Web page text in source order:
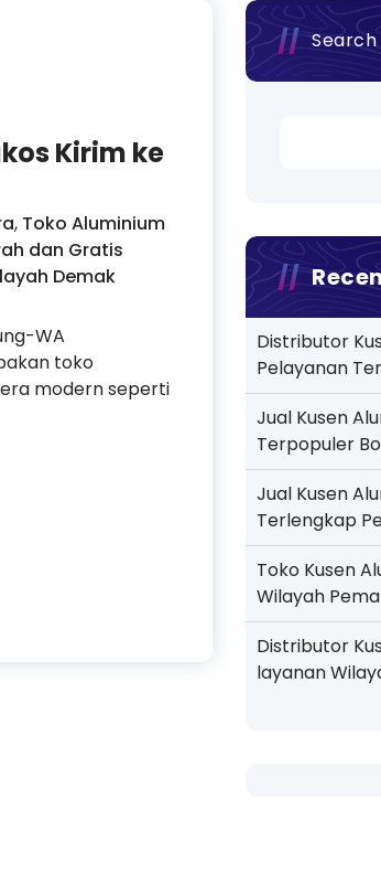
Kirim ke
, Toko Aluminium
dan Gratis
Demak
WA
toko
modern seperti
Kirim ke Temanggung
Search
Distributor
Pelayanan
Jual Kusen
Terpopuler
Jual Kusen
Terlengkap
Toko Kusen
Wilayah
Distributor
layanan